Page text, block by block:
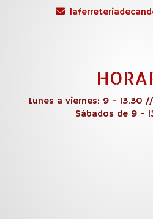
Lunes a viernes: 9 - 13.30
Sábados de 9 -